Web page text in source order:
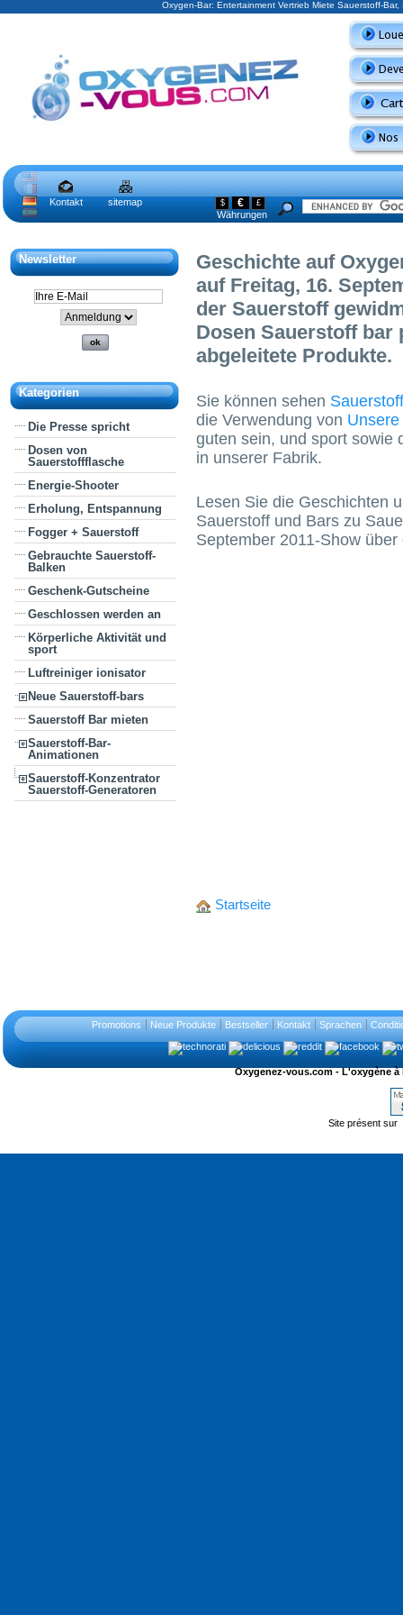
Oxygen-Bar: Entertainment Vertrieb Miete Sauerstoff-
Kontakt sitemap $ € £
Währungen
Newsletter
Kategorien
Die Presse spricht
Dosen von
Sauerstoffflasche
Energie-Shooter
Erholung, Entspannung
Fogger + Sauerstoff
Gebrauchte Sauerstoff-
Balken
Geschenk-Gutscheine
Geschlossen werden an
Körperliche Aktivität und
sport
Luftreiniger ionisator
Neue Sauerstoff-bars
Sauerstoff Bar mieten
Sauerstoff-Bar-
Animationen
Sauerstoff-Konzentrator
Sauerstoff-Generatoren
Geschichte auf
auf Freitag, 16.
der Sauerstoff
Dosen Sauerstoff bar
abgeleitete Produkte.
Sie können sehen
die Verwendung von
guten sein, und sport sowie
in unserer Fabrik.
Lesen Sie die Geschichten
Sauerstoff und Bars zu
September 2011-Show
Startseite
Promotions Neue Produkte Bestseller Kontakt Sprachen
Oxygenez-vous.com - L'oxygène
Site présent sur